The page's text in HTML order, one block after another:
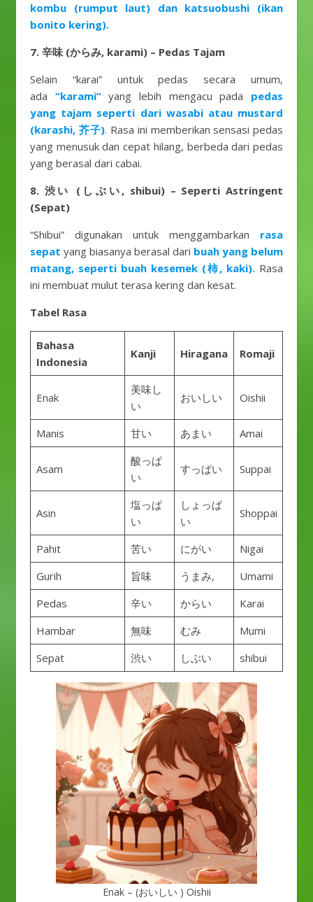
kombu (rumput laut) dan katsuobushi (ikan
bonito kering).
7. 辛味 (からみ, karami) – Pedas Tajam
Selain “karai” untuk pedas secara umum,
ada “karami”yang lebih mengacu pada pedas
yang tajam seperti dari wasabi atau mustard
(karashi, 芥子). Rasa ini memberikan sensasi pedas
yang menusuk dan cepat hilang, berbeda dari pedas
yang berasal dari cabai.
8. 渋い (しぶい, shibui) – Seperti Astringent
(Sepat)
“Shibui” digunakan untuk menggambarkan rasa
sepat yang biasanya berasal dari buah yang belum
matang, seperti buah kesemek (柿, kaki). Rasa
ini membuat mulut terasa kering dan kesat.
Tabel Rasa
Bahasa
Indonesia
Kanji Hiragana Romaji
Enak
美味し
い
おいしい Oishii
Manis 甘い あまい Amai
Asam
酸っぱ
い
すっぱい Suppai
Asin
塩っぱ
い
しょっぱ
い
Shoppai
Pahit 苦い にがい
Nigai
Gurih
旨味 うまみ,
Umami
Pedas
辛い からい
Karai
Hambar
無味 むみ
Mumi
Sepat
渋い しぶい shibui
Enak – (おいしい ) Oishii